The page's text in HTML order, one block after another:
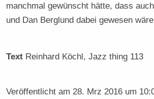
manchmal gewünscht hätte, dass
und Dan Berglund dabei gewesen
Text Reinhard Köchl, Jazz thing 113
Veröffentlicht am 28. Mrz 2016 um